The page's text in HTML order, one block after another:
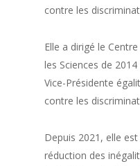
contre les
Elle a dirigé le
les Sciences de
Vice-Présidente
contre les
Depuis 2021, elle
réduction des